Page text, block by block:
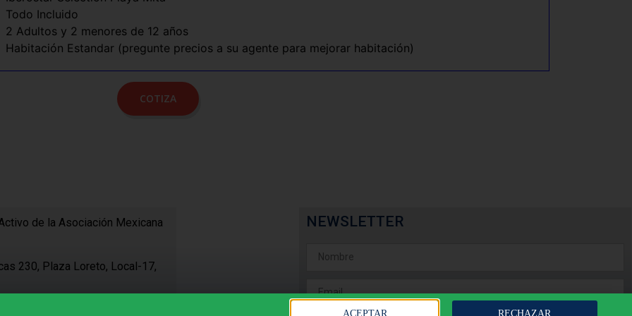
Todo Incluido
2 Adultos y 2 menores de 12 años
Habitación Estandar (pregunte precios a su agente para mejorar habitación)
COTIZA
de la Asociación Mexicana
230, Plaza Loreto, Local-17,
NEWSLETTER
ACEPTAR RECHAZAR